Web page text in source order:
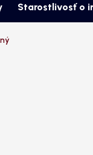
Starostlivosť o